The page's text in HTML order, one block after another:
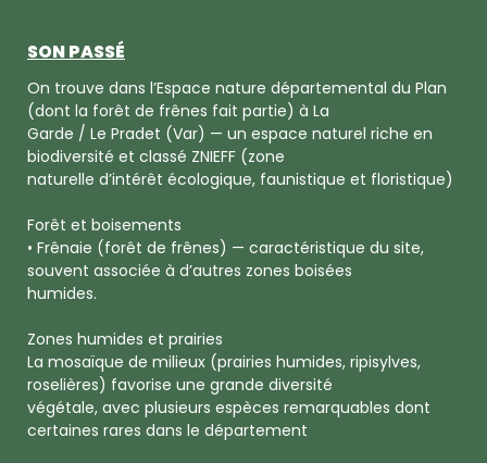
SON PASSÉ
On trouve dans l’Espace nature départemental du Plan
(dont la forêt de frênes fait partie) à La
Garde / Le Pradet (Var) — un espace naturel riche en
biodiversité et classé ZNIEFF (zone
naturelle d’intérêt écologique, faunistique et floristique)
Forêt et boisements
• Frênaie (forêt de frênes) — caractéristique du site,
souvent associée à d’autres zones boisées
humides.
Zones humides et prairies
La mosaïque de milieux (prairies humides, ripisylves,
roselières) favorise une grande diversité
végétale, avec plusieurs espèces remarquables dont
certaines rares dans le département